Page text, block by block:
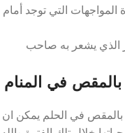
التي توجد أمام
الذي يشعر به صاحب
في المنام
بالمقص في الحلم يمكن ان